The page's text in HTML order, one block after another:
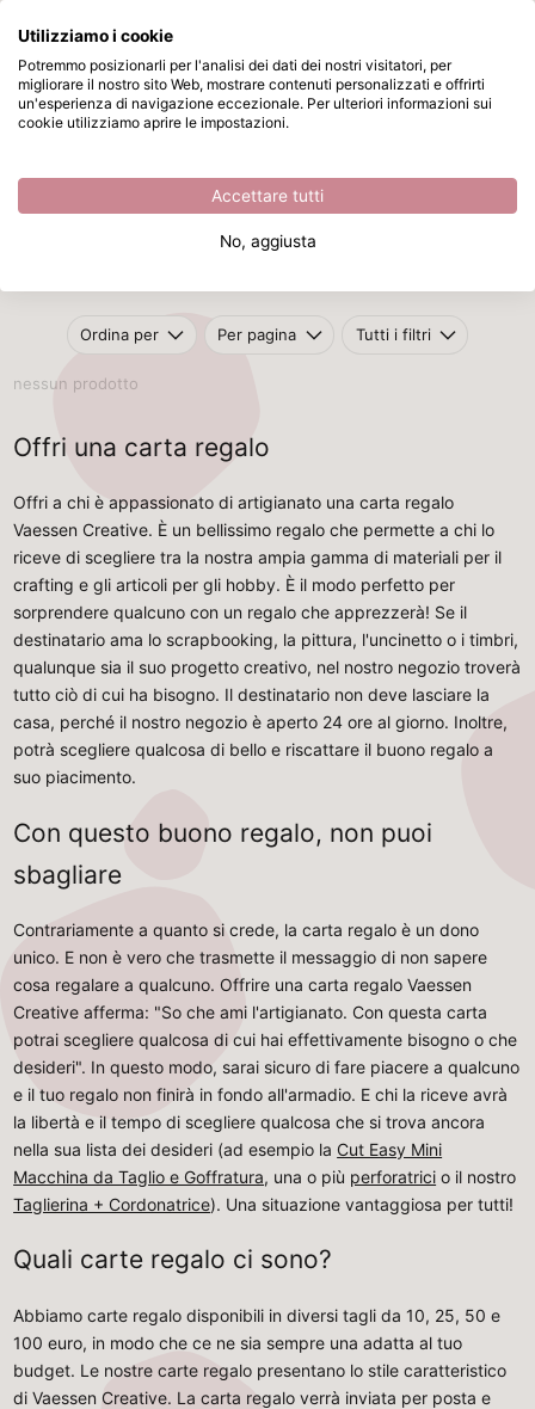
Passa al contenuto principale
Disponibile da magazzino
Carta regalo
Home / Carta regalo
Carta regalo
Cerchi il regalo perfetto per chi ama realizzare progetti creativi?
Con la carta regalo Vaessen Creative accontenterai tutti gli
Ordina per Per pagina Tutti i filtri
nessun prodotto
Offri una carta regalo
Offri a chi è appassionato di artigianato una carta regalo
Vaessen Creative. È un bellissimo regalo che permette a chi lo
riceve di scegliere tra la nostra ampia gamma di materiali per il
crafting e gli articoli per gli hobby. È il modo perfetto per
sorprendere qualcuno con un regalo che apprezzerà! Se il
destinatario ama lo scrapbooking, la pittura, l'uncinetto o i timbri,
qualunque sia il suo progetto creativo, nel nostro negozio troverà
tutto ciò di cui ha bisogno. Il destinatario non deve lasciare la
casa, perché il nostro negozio è aperto 24 ore al giorno. Inoltre,
potrà scegliere qualcosa di bello e riscattare il buono regalo a
suo piacimento.
Con questo buono regalo, non puoi
sbagliare
Contrariamente a quanto si crede, la carta regalo è un dono
unico. E non è vero che trasmette il messaggio di non sapere
cosa regalare a qualcuno. Offrire una carta regalo Vaessen
Creative afferma: "So che ami l'artigianato. Con questa carta
potrai scegliere qualcosa di cui hai effettivamente bisogno o che
desideri". In questo modo, sarai sicuro di fare piacere a qualcuno
e il tuo regalo non finirà in fondo all'armadio. E chi la riceve avrà
la libertà e il tempo di scegliere qualcosa che si trova ancora
nella sua lista dei desideri (ad esempio la Cut Easy Mini
Macchina da Taglio e Goffratura, una o più perforatrici o il nostro
Taglierina + Cordonatrice). Una situazione vantaggiosa per tutti!
Quali carte regalo ci sono?
Abbiamo carte regalo disponibili in diversi tagli da 10, 25, 50 e
100 euro, in modo che ce ne sia sempre una adatta al tuo
budget. Le nostre carte regalo presentano lo stile caratteristico
di Vaessen Creative. La carta regalo verrà inviata per posta e
Utilizziamo i cookie
Potremmo posizionarli per l'analisi dei dati dei nostri visitatori, per
migliorare il nostro sito Web, mostrare contenuti personalizzati e offrirti
un'esperienza di navigazione eccezionale. Per ulteriori informazioni sui
cookie utilizziamo aprire le impostazioni.
Accettare tutti
No, aggiusta